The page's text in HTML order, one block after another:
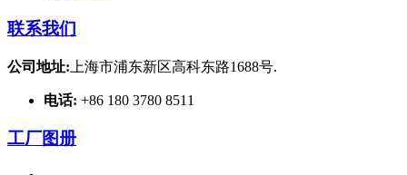
联系我们
公司地址: 上海市浦东新区高科东路1688号.
电话: +86 180 3780 8511
工厂图册